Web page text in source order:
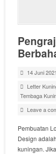
14 Juni 2021
Letter
Tembaga
Leave a
Pembuatan
Design
kuningan.